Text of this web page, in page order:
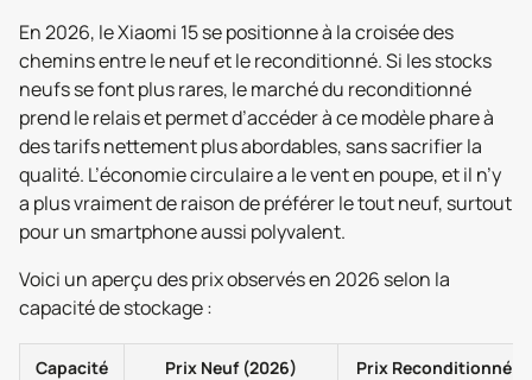
En 2026, le Xiaomi 15 se positionne à la croisée des
chemins entre le neuf et le reconditionné. Si les stocks
neufs se font plus rares, le marché du reconditionné
prend le relais et permet d’accéder à ce modèle phare à
des tarifs nettement plus abordables, sans sacrifier la
qualité. L’économie circulaire a le vent en poupe, et il n’y
a plus vraiment de raison de préférer le tout neuf, surtout
pour un smartphone aussi polyvalent.
Voici un aperçu des prix observés en 2026 selon la
capacité de stockage :
Capacité Prix Neuf (2026) Prix Reconditionné